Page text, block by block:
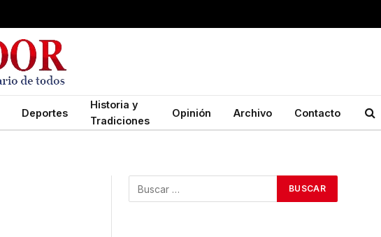
Deportes
Historia y
Tradiciones
Opinión Archivo Contacto